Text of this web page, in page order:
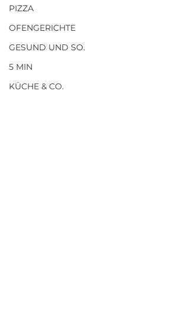
PIZZA
OFENGERICHTE
GESUND UND SO.
5 MIN
KÜCHE & CO.